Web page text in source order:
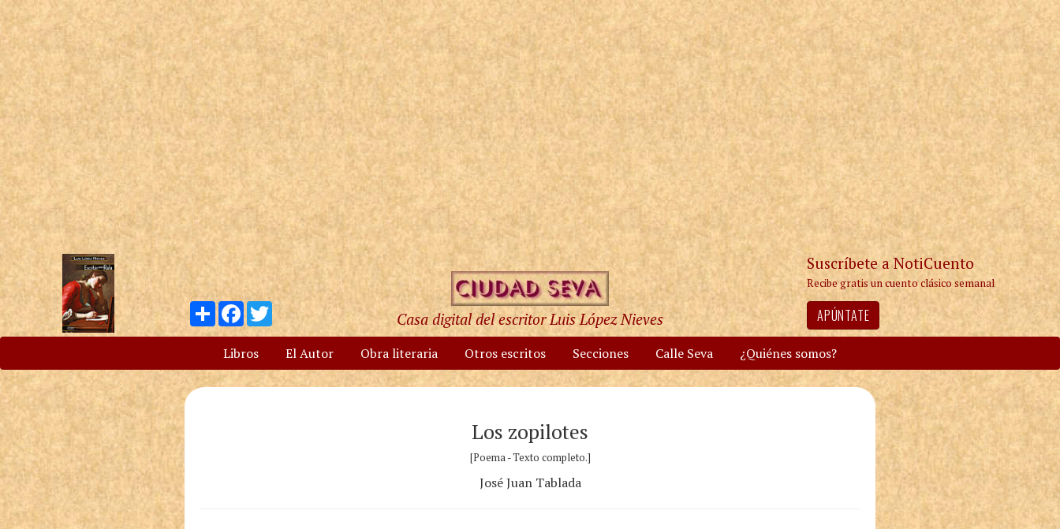
Compartir
Facebook
Twitter
Casa digital del escritor Luis López Nieves
Suscríbete a NotiCuento
Recibe gratis un cuento clásico semanal
APÚNTATE
Libros El Autor Obra literaria Otros escritos Secciones Calle Seva ¿Quiénes somos?
Los zopilotes
[Poema - Texto completo.]
José Juan Tablada